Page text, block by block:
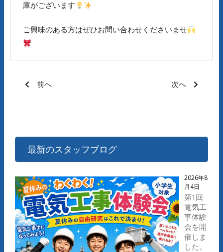
庫がございます
ご興味のある方はぜひお問い合わせくださいませ
前へ 次へ
最新のスタッフブログ
2026年8
月4日
第1回
電気工
事体験
会を開
催しま
した。